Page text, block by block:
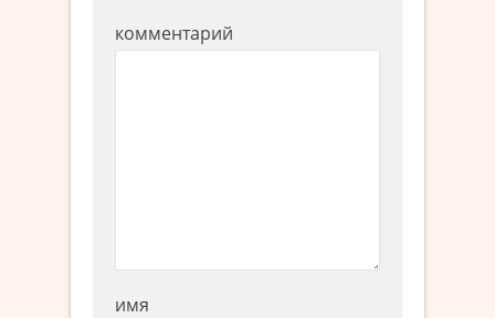
комментарий
имя